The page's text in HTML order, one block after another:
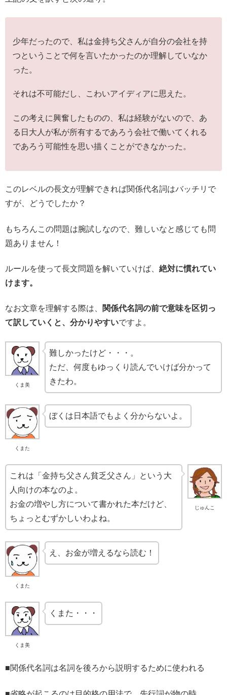
少年だったので、私は金持ち父さんが自分の会社を持
つということで何を言いたかったのか理解していなか
った。
それは不可能だし、こわいアイディアに思えた。
この考えに興奮したものの、私は経験がないので、あ
る日大人が私が所有するであろう会社で働いてくれる
であろう可能性を思い描くことができなかった。
このレベルの長文が理解できれば関係代名詞はバッチリで
すが、どうでしたか？
もちろんこの問題は腕試しなので、難しいなと感じても問
題ありません！
ルールを使って長文問題を解いていけば、 絶対に慣れてい
けます。
なお文章を理解する際は、
関係代名詞の前で意味を区切っ
て訳していくと、分かりやすいですよ。
くま美
難しかったけど・・・。
ただ、何度もゆっくり読んでいけば分かって
きたわ。
くまた
ぼくは日本語でもよく分からないよ。
じゅんこ
これは「金持ち父さん貧乏父さん」という大
人向けの本なのよ。
お金の増やし方について書かれた本だけど、
ちょっとむずかしいわよね。
くまた
え、お金が増えるなら読む！
くま美
くまた・・・
■関係代名詞は名詞を後ろから説明するために使われる